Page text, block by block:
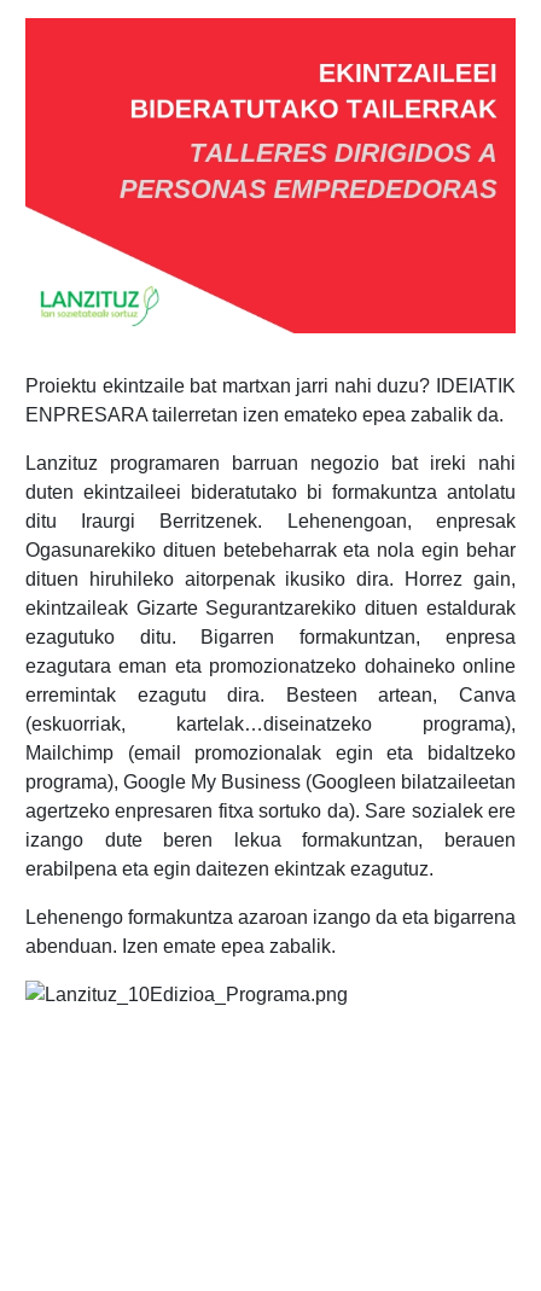
Proiektu ekintzaile bat martxan jarri nahi duzu? IDEIATIK
ENPRESARA tailerretan izen emateko epea zabalik da.
Lanzituz programaren barruan negozio bat ireki nahi
duten ekintzaileei bideratutako bi formakuntza antolatu
ditu Iraurgi Berritzenek. Lehenengoan, enpresak
Ogasunarekiko dituen betebeharrak eta nola egin behar
dituen hiruhileko aitorpenak ikusiko dira. Horrez gain,
ekintzaileak Gizarte Segurantzarekiko dituen estaldurak
ezagutuko ditu. Bigarren formakuntzan, enpresa
ezagutara eman eta promozionatzeko dohaineko online
erremintak ezagutu dira. Besteen artean, Canva
(eskuorriak, kartelak…diseinatzeko programa),
Mailchimp (email promozionalak egin eta bidaltzeko
programa), Google My Business (Googleen bilatzaileetan
agertzeko enpresaren fitxa sortuko da). Sare sozialek ere
izango dute beren lekua formakuntzan, berauen
erabilpena eta egin daitezen ekintzak ezagutuz.
Lehenengo formakuntza azaroan izango da eta bigarrena
abenduan. Izen emate epea zabalik.